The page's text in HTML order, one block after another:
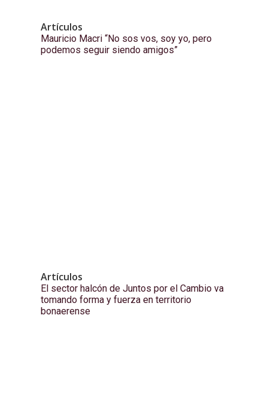
Artículos
Mauricio Macri “No sos vos, soy yo, pero
podemos seguir siendo amigos”
Artículos
El sector halcón de Juntos por el Cambio va
tomando forma y fuerza en territorio
bonaerense